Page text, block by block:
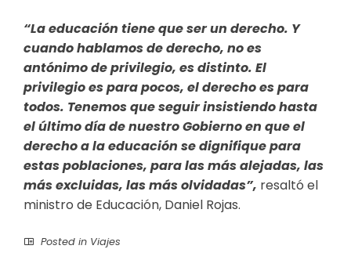
“La educación tiene que ser un derecho. Y
cuando hablamos de derecho, no es
antónimo de privilegio, es distinto. El
privilegio es para pocos, el derecho es para
todos. Tenemos que seguir insistiendo hasta
el último día de nuestro Gobierno en que el
derecho a la educación se dignifique para
estas poblaciones, para las más alejadas, las
más excluidas, las más olvidadas”, resaltó el
ministro de Educación, Daniel Rojas.
Posted in Viajes